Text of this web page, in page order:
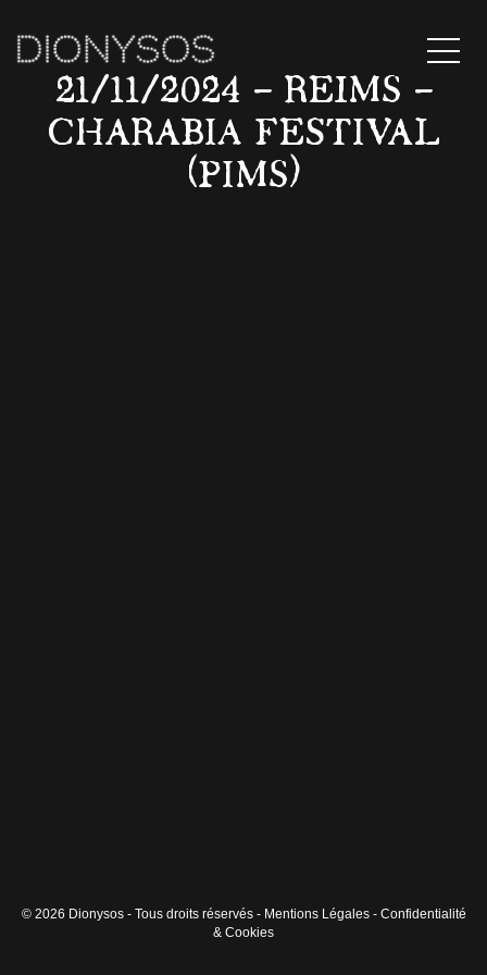
MENU
21/11/2024 – REIMS –
CHARABIA FESTIVAL
(PIMS)
© 2026 Dionysos - Tous droits réservés - Mentions Légales- Confidentialité
& Cookies